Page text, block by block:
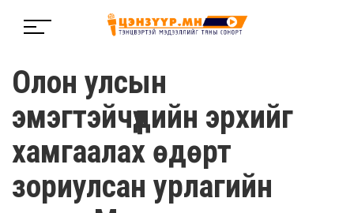
Олон улсын
эмэгтэйчүүдийн эрхийг
хамгаалах өдөрт
зориулсан урлагийн